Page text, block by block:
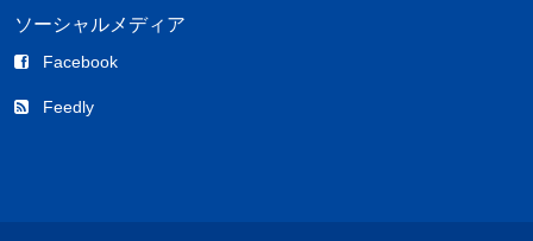
ソーシャルメディア
Facebook
Feedly